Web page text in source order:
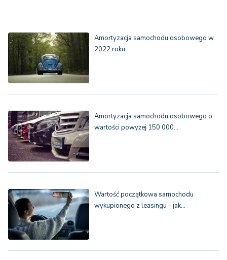
Amortyzacja samochodu osobowego w
2022 roku
Amortyzacja samochodu osobowego o
wartości powyżej 150 000…
Wartość początkowa samochodu
wykupionego z leasingu - jak…